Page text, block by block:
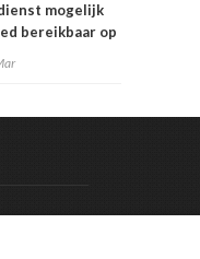
mogelijk
bereikbaar op